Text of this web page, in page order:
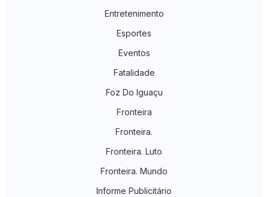
Entretenimento
Esportes
Eventos
Fatalidade
Foz Do Iguaçu
Fronteira
Fronteira.
Fronteira. Luto
Fronteira. Mundo
Informe Publicitário